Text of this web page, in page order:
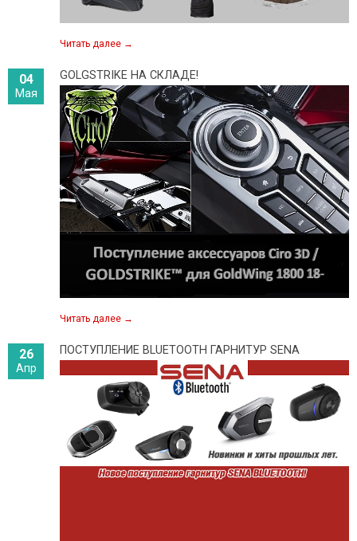
Читать далее →
04
Мая
GOLGSTRIKE НА СКЛАДЕ!
Читать далее →
26
Апр
ПОСТУПЛЕНИЕ BLUETOOTH ГАРНИТУР SENA